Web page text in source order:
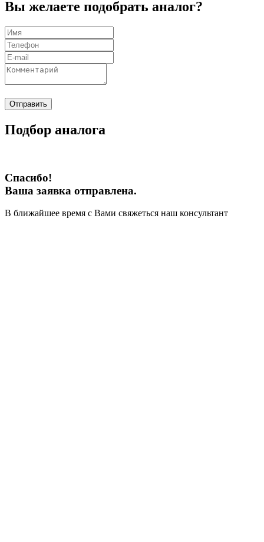
Вы желаете подобрать аналог?
Отправить
Подбор аналога
Спасибо!
Ваша заявка отправлена.
В ближайшее время с Вами свяжеться наш консультант